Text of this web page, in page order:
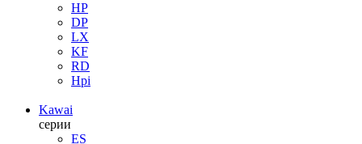
HP
DP
LX
KF
RD
Hpi
Kawai
серии
ES